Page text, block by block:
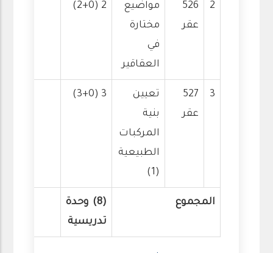
2
526
عقر
مواضيع
مختارة
في
العقاقير
2 (2+0)
3
527
عقر
تعيين
بنية
المركبات
الطبيعية
(1)
3 (3+0)
المجموع
(8) وحدة
تدريسية